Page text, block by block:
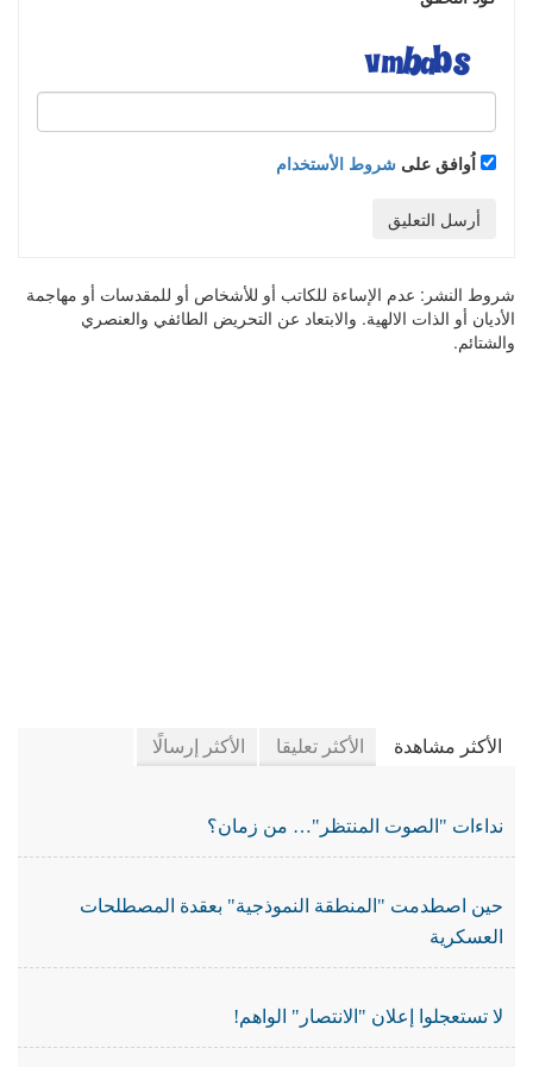
اُوافق على شروط الأستخدام
أرسل التعليق
شروط النشر: عدم الإساءة للكاتب أو للأشخاص أو للمقدسات أو مهاجمة
الأديان أو الذات الالهية. والابتعاد عن التحريض الطائفي والعنصري
والشتائم.
الأكثر مشاهدة الأكثر تعليقا الأكثر إرسالًا
نداءات "الصوت المنتظر"… من زمان؟
حين اصطدمت "المنطقة النموذجية" بعقدة المصطلحات
العسكرية
لا تستعجلوا إعلان "الانتصار" الواهم!